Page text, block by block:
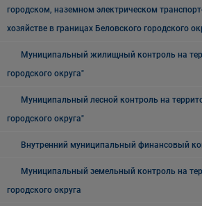
городском, наземном электрическом
хозяйстве в границах Беловского городского
Муниципальный жилищный контроль на
городского округа"
Муниципальный лесной контроль на
городского округа"
Внутренний муниципальный финансовый
Муниципальный земельный контроль на
городского округа